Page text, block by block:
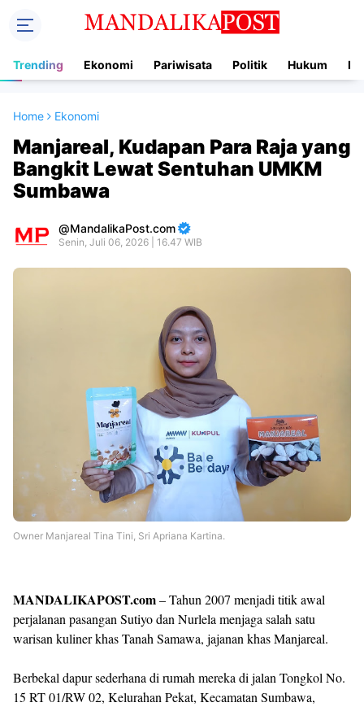
Trending Ekonomi Pariwisata Politik Hukum
Home Ekonomi
Manjareal, Kudapan Para Raja yang
Bangkit Lewat Sentuhan UMKM
Sumbawa
MandalikaPost.com
Senin, Juli 06, 2026 | 16.47 WIB
Owner Manjareal Tina Tini, Sri Apriana Kartina.
MANDALIKAPOST.com– Tahun 2007 menjadi titik awal
perjalanan pasangan Sutiyo dan Nurlela menjaga salah satu
warisan kuliner khas Tanah Samawa, jajanan khas Manjareal.
Berbekal dapur sederhana di rumah mereka di jalan Tongkol No.
15 RT 01/RW 02, Kelurahan Pekat, Kecamatan Sumbawa,